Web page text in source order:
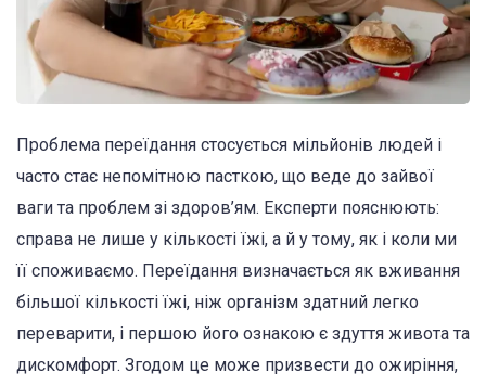
Проблема переїдання стосується мільйонів людей і
часто стає непомітною пасткою, що веде до зайвої
ваги та проблем зі здоров’ям. Експерти пояснюють:
справа не лише у кількості їжі, а й у тому, як і коли ми
її споживаємо. Переїдання визначається як вживання
більшої кількості їжі, ніж організм здатний легко
переварити, і першою його ознакою є здуття живота та
дискомфорт. Згодом це може призвести до ожиріння,